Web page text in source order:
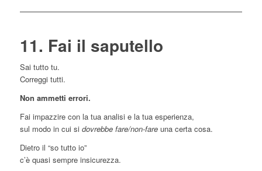
11. Fai il saputello
Sai tutto tu.
Correggi tutti.
Non ammetti errori.
Fai impazzire con la tua analisi e la tua esperienza,
sul modo in cui si dovrebbe fare/non-fareuna certa cosa.
Dietro il “so tutto io”
c’è quasi sempre insicurezza.